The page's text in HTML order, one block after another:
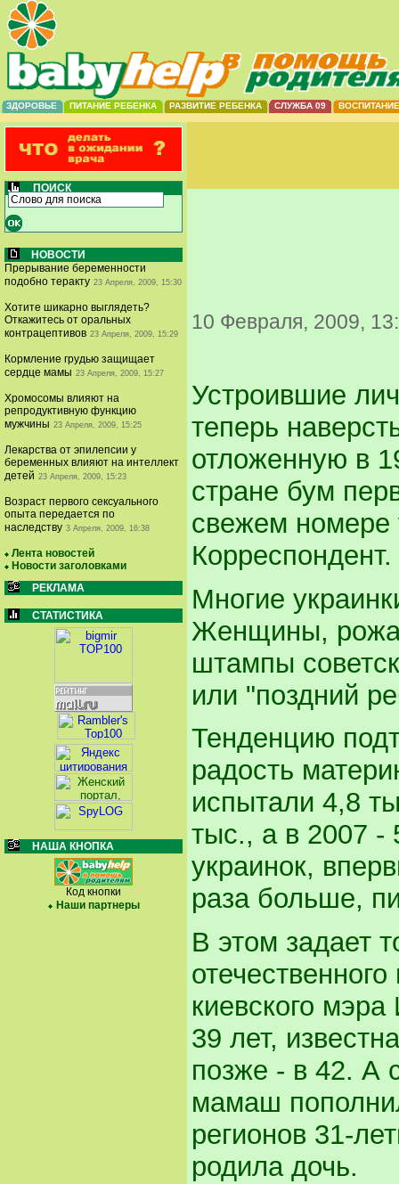
ЗДОРОВЬЕ ПИТАНИЕ РЕБЕНКА РАЗВИТИЕ РЕБЕНКА СЛУЖБА 09 ВОСПИТАНИЕ
ПОИСК
НОВОСТИ
Прерывание беременности
подобно теракту 23 Апреля, 2009, 15:30
Хотите шикарно выглядеть?
Откажитесь от оральных
контрацептивов 23 Апреля, 2009, 15:29
Кормление грудью защищает
сердце мамы 23 Апреля, 2009, 15:27
Хромосомы влияют на
репродуктивную функцию
мужчины 23 Апреля, 2009, 15:25
Лекарства от эпилепсии у
беременных влияют на интеллект
детей 23 Апреля, 2009, 15:23
Возраст первого сексуального
опыта передается по
наследству 3 Апреля, 2009, 16:38
Лента новостей
Новости заголовками
РЕКЛАМА
СТАТИСТИКА
НАША КНОПКА
Код кнопки
Наши партнеры
10 Февраля, 2009,
Устроившие
теперь
отложенную в
стране бум
свежем номере
Корреспондент.
Многие
Женщины,
штампы
или "поздний
Тенденцию
радость
испытали 4,8
тыс., а в 2007 -
украинок,
раза больше,
В этом задает
киевского
39 лет,
позже - в 42. А
мамаш
регионов 31-
родила дочь.